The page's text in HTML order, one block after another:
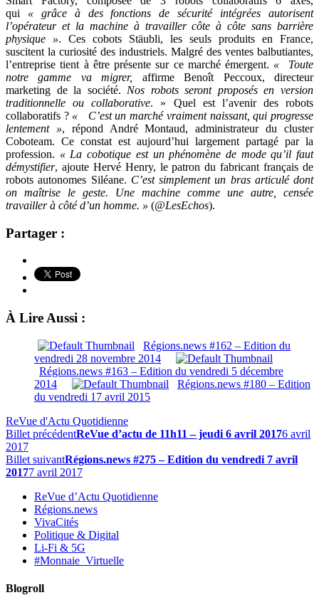
qui « grâce à des fonctions de sécurité intégrées autorisent
l’opérateur et la machine à travailler côte à côte sans barrière
physique ». Ces cobots Stäubli, les seuls produits en France,
suscitent la curiosité des industriels. Malgré des ventes balbutiantes,
l’entreprise tient à être présente sur ce marché émergent. «
Toute
notre gamme va migrer,
affirme Benoît Peccoux, directeur
marketing de la société. Nos robots seront proposés en version
traditionnelle ou collaborative. » Quel est l’avenir des robots
collaboratifs ? «
C’est un marché vraiment naissant, qui progresse
lentement », répond André Montaud, administrateur du cluster
Coboteam. Ce constat est aujourd’hui largement partagé par la
profession. « La cobotique est un phénomène de mode qu’il faut
démystifier, ajoute Hervé Henry, le patron du fabricant français de
robots autonomes Siléane. C’est simplement un bras articulé dont
on maîtrise le geste. Une machine comme une autre, censée
travailler à côté d’un homme. » (@LesEchos).
Partager :
À Lire Aussi :
Régions.news #162 – Edition du
vendredi 28 novembre 2014
Régions.news #163 – Edition du vendredi 5 décembre
2014
Régions.news #180 – Edition
du vendredi 17 avril 2015
ReVue d'Actu Quotidienne
Billet précédentReVue d’actu de 11h11 – jeudi 6 avril 20176 avril
2017
Billet suivantRégions.news #275 – Edition du vendredi 7 avril
20177 avril 2017
ReVue d’Actu Quotidienne
Régions.news
VivaCités
Politique & Digital
Li-Fi & 5G
#Monnaie_Virtuelle
Blogroll